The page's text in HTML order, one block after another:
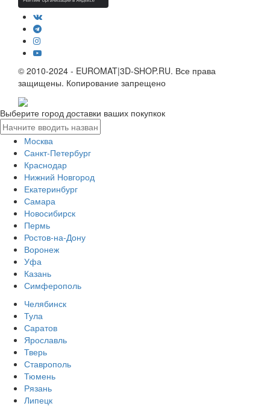
© 2010-2024 - EUROMAT|3D-SHOP.RU. Все права
защищены. Копирование запрещено
Выберите город доставки ваших покупкок
Москва
Санкт-Петербург
Краснодар
Нижний Новгород
Екатеринбург
Самара
Новосибирск
Пермь
Ростов-на-Дону
Воронеж
Уфа
Казань
Симферополь
Челябинск
Тула
Саратов
Ярославль
Тверь
Ставрополь
Тюмень
Рязань
Липецк